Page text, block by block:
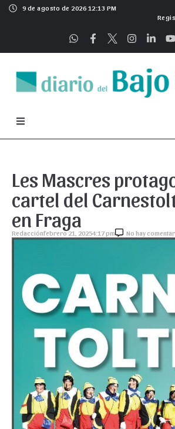
9 de agosto de 2026 12:13 PM
Les Mascres
cartel del
en Fraga
Redacciónfebrero 21, 20254:17 pm No hay